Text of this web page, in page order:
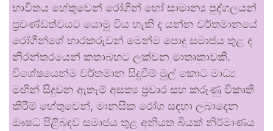
භාවිතය හේතුවෙන් රෝගීන් හෝ සාමාන්‍ය පුද්ගලයන්
ප්‍රචණ්ඩත්වයට යොමු විය හැකි ද යන්න වර්තමානයේ
රෝගීන්ගේ භාරකරුවන් මෙන්ම පොදු සමාජය තුළ ද
නිරන්තරයෙන් කතාබහට ලක්වන මාතෘකාවකි.
විශේෂයෙන්ම වර්තමාන සිදුවීම් මුල් කොට මාධ්‍ය
මඟින් සිදුවන ඇතැම් අසත්‍ය ප්‍රචාර සහ කරුණු විකෘති
කිරීම් හේතුවෙන්, මානසික රෝග සඳහා ලබාදෙන
ඖෂධ පිළිබඳව සමාජය තුළ අනියත බියක් නිර්මාණය